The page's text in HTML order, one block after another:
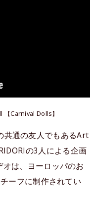
【Carnival Dolls】
共通の友人でもあるArt
の3人による企画
は、ヨーロッパのお
ーフに制作されてい